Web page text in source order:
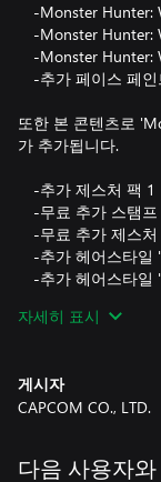
-Monster Hunter:
-Monster Hunter:
-Monster Hunter:
-추가 페이스 페인
또한 본 콘텐츠로
가 추가됩니다.
-추가 제스처 팩 1
-무료 추가 스탬프
-무료 추가 제스
-추가 헤어스타일
-추가 헤어스타일
-추가 헤어스타일 '
복구매에 주의하세요.
자세히 표시
게시자
CAPCOM CO., LTD.
다음 사용자와